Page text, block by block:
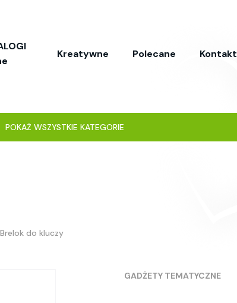
Kreatywne Polecane Kontakt
POKAŻ WSZYSTKIE KATEGORIE
Brelok do kluczy
GADŻETY TEMATYCZNE